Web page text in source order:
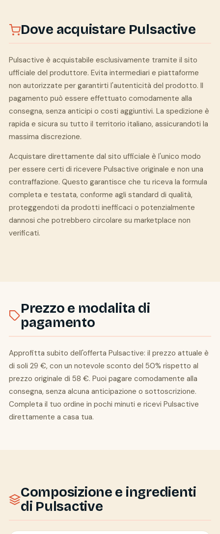
Dove acquistare Pulsactive
Pulsactive è acquistabile esclusivamente tramite il sito
ufficiale del produttore. Evita intermediari e piattaforme
non autorizzate per garantirti l'autenticità del prodotto. Il
pagamento può essere effettuato comodamente alla
consegna, senza anticipi o costi aggiuntivi. La spedizione è
rapida e sicura su tutto il territorio italiano, assicurandoti la
massima discrezione.
Acquistare direttamente dal sito ufficiale è l'unico modo
per essere certi di ricevere Pulsactive originale e non una
contraffazione. Questo garantisce che tu riceva la formula
completa e testata, conforme agli standard di qualità,
proteggendoti da prodotti inefficaci o potenzialmente
dannosi che potrebbero circolare su marketplace non
verificati.
Prezzo e modalita di
pagamento
Approfitta subito dell'offerta Pulsactive: il prezzo attuale è
di soli 29 €, con un notevole sconto del 50% rispetto al
prezzo originale di 58 €. Puoi pagare comodamente alla
consegna, senza alcuna anticipazione o sottoscrizione.
Completa il tuo ordine in pochi minuti e ricevi Pulsactive
direttamente a casa tua.
Composizione e ingredienti
di Pulsactive